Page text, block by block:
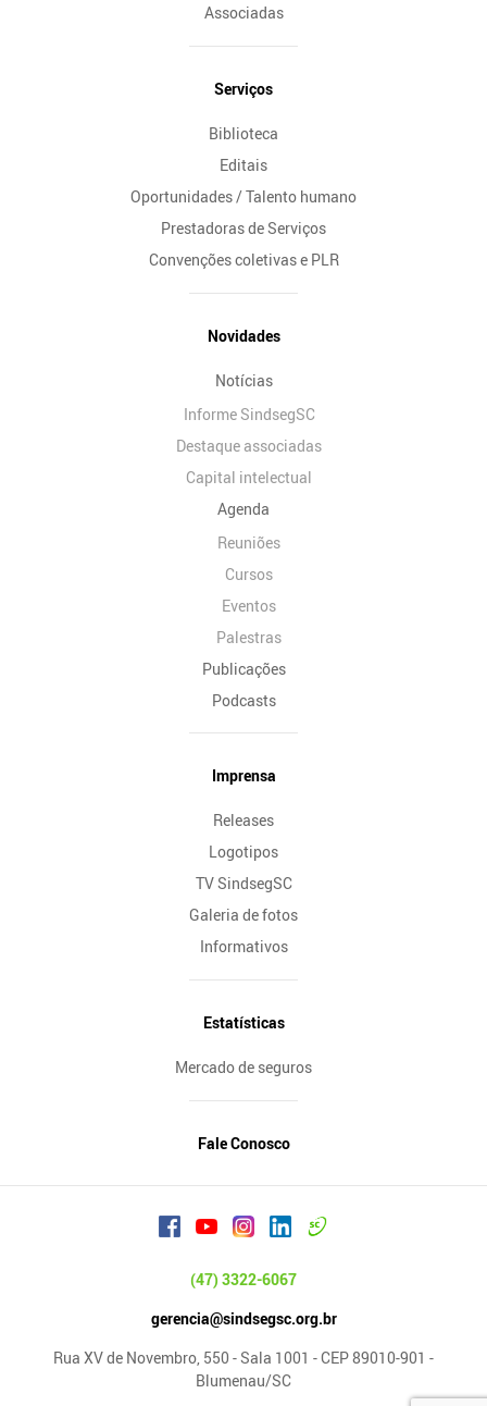
Associadas
Serviços
Biblioteca
Editais
Oportunidades / Talento humano
Prestadoras de Serviços
Convenções coletivas e PLR
Novidades
Notícias
Informe SindsegSC
Destaque associadas
Capital intelectual
Agenda
Reuniões
Cursos
Eventos
Palestras
Publicações
Podcasts
Imprensa
Releases
Logotipos
TV SindsegSC
Galeria de fotos
Informativos
Estatísticas
Mercado de seguros
Fale Conosco
(47) 3322-6067
gerencia@sindsegsc.org.br
Rua XV de Novembro, 550 - Sala 1001 - CEP 89010-901 -
Blumenau/SC